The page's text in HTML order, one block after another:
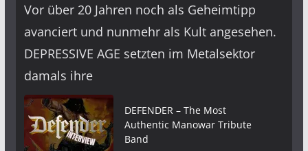
Vor über 20 Jahren noch als Geheimtipp
avanciert und nunmehr als Kult angesehen.
DEPRESSIVE AGE setzten im Metalsektor
damals ihre
DEFENDER – The Most
Authentic Manowar Tribute
Band